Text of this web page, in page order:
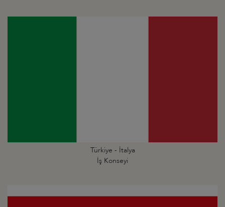
Türkiye - İtalya
İş Konseyi